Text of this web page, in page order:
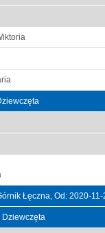
Łęczna, Od: 2020-
Dziewczęta